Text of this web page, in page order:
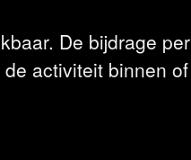
De bijdrage per
activiteit binnen of